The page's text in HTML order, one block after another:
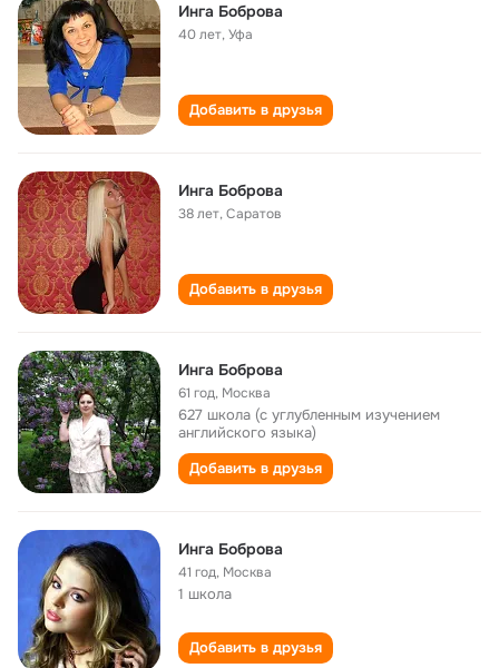
Инга Боброва
40 лет,Уфа
Добавить в друзья
Инга Боброва
38 лет,Саратов
Добавить в друзья
Инга Боброва
61 год, Москва
627 школа (с углубленным изучением
английского языка)
Добавить в друзья
Инга Боброва
41 год, Москва
1 школа
Добавить в друзья